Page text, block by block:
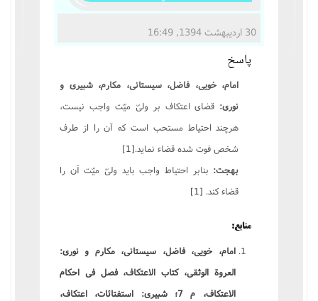
زندگی نامه مراجع تقلید
30 اردیبهشت 1394, 16:49
پاسخ
امام، خویی، فاضل، سیستانی، مکارم، شبیری و
نوری: قضای اعتکاف بر ولیّ میّت واجب نیست،
هرچند احتیاط مستحب است که آن را از طرف
شخص فوت شده قضاء نماید.[1]
بهجت: بنابر احتیاط واجب باید ولیّ میّت آن را
قضاء کند. [1]
منابع:
امام، خویی، فاضل، سیستانی، مکارم و نوری:
العروة الوثقی، کتاب الاعتکاف، فصل فی احکام
الاعتکاف، م 7؛
شبیری: استفتائات، اعتکاف،